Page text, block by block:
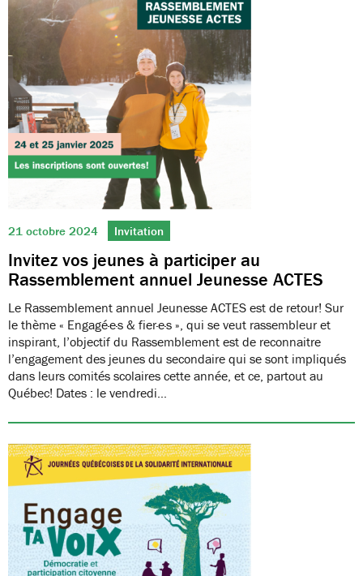
21 octobre 2024 Invitation
Invitez vos jeunes à participer au
Rassemblement annuel Jeunesse ACTES
Le Rassemblement annuel Jeunesse ACTES est de retour! Sur
le thème « Engagé·e·s & fier·e·s », qui se veut rassembleur et
inspirant, l’objectif du Rassemblement est de reconnaitre
l’engagement des jeunes du secondaire qui se sont impliqués
dans leurs comités scolaires cette année, et ce, partout au
Québec! Dates : le vendredi…